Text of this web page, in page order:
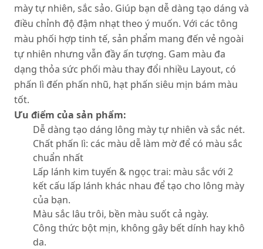
mày tự nhiên, sắc sảo. Giúp bạn dễ dàng tạo dáng và
điều chỉnh độ đậm nhạt theo ý muốn. Với các tông
màu phối hợp tinh tế, sản phẩm mang đến vẻ ngoài
tự nhiên nhưng vẫn đầy ấn tượng. Gam màu đa
dạng thỏa sức phối màu thay đổi nhiều Layout, có
phấn lì đến phấn nhũ, hạt phấn siêu mịn bám màu
tốt.
Ưu điểm của sản phẩm:
Dễ dàng tạo dáng lông mày tự nhiên và sắc nét.
Chất phấn lì: các màu dễ làm mờ để có màu sắc
chuẩn nhất
Lấp lánh kim tuyến & ngọc trai: màu sắc với 2
kết cấu lấp lánh khác nhau để tạo cho lông mày
của bạn.
Màu sắc lâu trôi, bền màu suốt cả ngày.
Công thức bột mịn, không gây bết dính hay khô
da.